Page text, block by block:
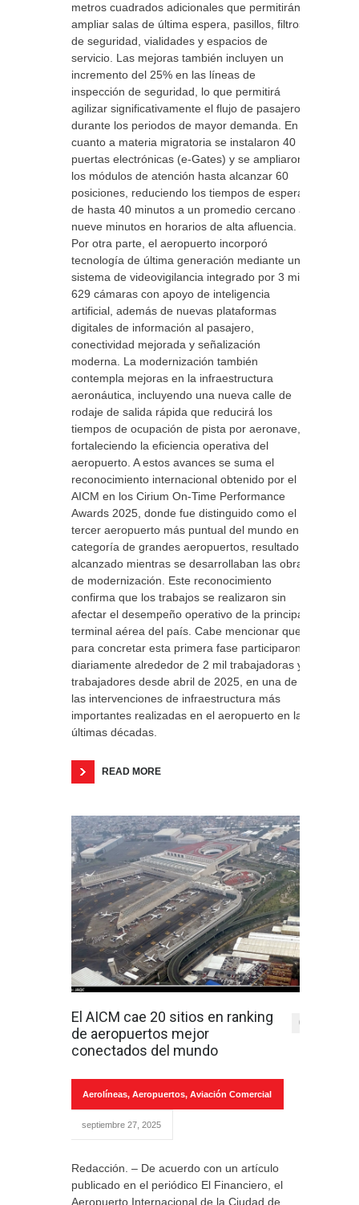
metros cuadrados adicionales que permitirán
ampliar salas de última espera, pasillos, filtros
de seguridad, vialidades y espacios de
servicio. Las mejoras también incluyen un
incremento del 25% en las líneas de
inspección de seguridad, lo que permitirá
agilizar significativamente el flujo de pasajeros
durante los periodos de mayor demanda. En
cuanto a materia migratoria se instalaron 40
puertas electrónicas (e-Gates) y se ampliaron
los módulos de atención hasta alcanzar 60
posiciones, reduciendo los tiempos de espera
de hasta 40 minutos a un promedio cercano a
nueve minutos en horarios de alta afluencia.
Por otra parte, el aeropuerto incorporó
tecnología de última generación mediante un
sistema de videovigilancia integrado por 3 mil
629 cámaras con apoyo de inteligencia
artificial, además de nuevas plataformas
digitales de información al pasajero,
conectividad mejorada y señalización
moderna. La modernización también
contempla mejoras en la infraestructura
aeronáutica, incluyendo una nueva calle de
rodaje de salida rápida que reducirá los
tiempos de ocupación de pista por aeronave,
fortaleciendo la eficiencia operativa del
aeropuerto. A estos avances se suma el
reconocimiento internacional obtenido por el
AICM en los Cirium On-Time Performance
Awards 2025, donde fue distinguido como el
tercer aeropuerto más puntual del mundo en la
categoría de grandes aeropuertos, resultado
alcanzado mientras se desarrollaban las obras
de modernización. Este reconocimiento
confirma que los trabajos se realizaron sin
afectar el desempeño operativo de la principal
terminal aérea del país. Cabe mencionar que
para concretar esta primera fase participaron
diariamente alrededor de 2 mil trabajadoras y
trabajadores desde abril de 2025, en una de
las intervenciones de infraestructura más
importantes realizadas en el aeropuerto en las
últimas décadas.
READ MORE
El AICM cae 20 sitios en ranking
de aeropuertos mejor
conectados del mundo
0
Aerolíneas, Aeropuertos, Aviación Comercial
septiembre 27, 2025
Redacción. – De acuerdo con un artículo
publicado en el periódico El Financiero, el
Aeropuerto Internacional de la Ciudad de